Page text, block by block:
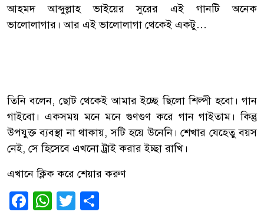
আহমদ আব্দুল্লাহ ভাইয়ের সুরের এই গানটি অনেক
ভালোলাগার। আর এই ভালোলাগা থেকেই একটু…
তিনি বলেন, ছোট থেকেই আমার ইচ্ছে ছিলো শিল্পী হবো। গান
গাইবো। একসময় মনে মনে গুণগুণ করে গান গাইতাম। কিন্তু
উপযুক্ত ব্যবস্থা না থাকায়, সটি হয়ে উনেনি। শেখার যেহেতু বয়স
নেই, সে হিসেবে এখনো ট্রাই করার ইচ্ছা রাখি।
এখানে ক্লিক করে শেয়ার করুণ
Facebook
WhatsApp
Twitter